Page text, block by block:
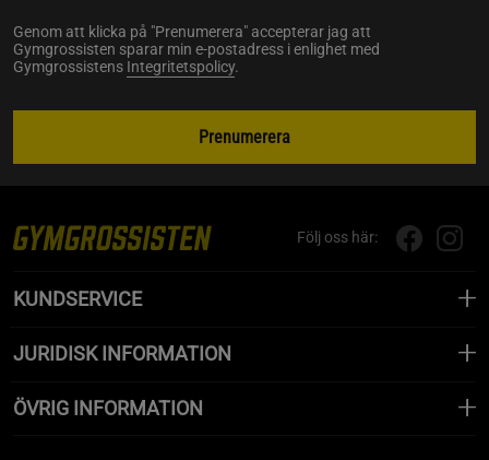
Genom att klicka på "Prenumerera" accepterar jag att
Gymgrossisten sparar min e-postadress i enlighet med
Gymgrossistens Integritetspolicy.
Prenumerera
Följ oss här:
KUNDSERVICE
JURIDISK INFORMATION
ÖVRIG INFORMATION